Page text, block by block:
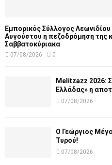
Εμπορικός Σύλλογος
Αυγούστου η πεζοδρόμηση της
Σαββατοκύριακα
07/08/2026 0
Melitzazz 2026:
Ελλάδας» η
07/08/2026
Ο Γεώργιος
Τυρού!
07/08/2026